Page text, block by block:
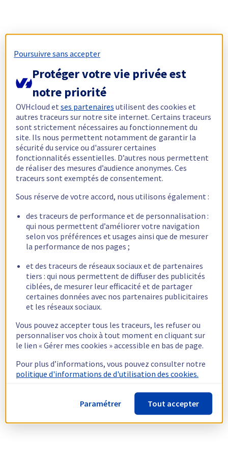
Poursuivre sans accepter
Protéger votre vie privée est
notre priorité
OVHcloud etses partenaires utilisent des cookies et
autres traceurs sur notre site internet. Certains traceurs
sont strictement nécessaires au fonctionnement du
site. Ils nous permettent notamment de garantir la
sécurité du service ou d'assurer certaines
fonctionnalités essentielles. D’autres nous permettent
de réaliser des mesures d’audience anonymes. Ces
traceurs sont exemptés de consentement.
Sous réserve de votre accord, nous utilisons également :
des traceurs de performance et de personnalisation :
qui nous permettent d’améliorer votre navigation
selon vos préférences et usages ainsi que de mesurer
la performance de nos pages ;
et des traceurs de réseaux sociaux et de partenaires
tiers : qui nous permettent de diffuser des publicités
ciblées, de mesurer leur efficacité et de partager
certaines données avec nos partenaires publicitaires
et les réseaux sociaux.
Vous pouvez accepter tous les traceurs, les refuser ou
personnaliser vos choix à tout moment en cliquant sur
le lien « Gérer mes cookies » accessible en bas de page.
Pour plus d’informations, vous pouvez consulter notre
politique d'informations de d'utilisation des cookies.
Paramétrer Tout accepter